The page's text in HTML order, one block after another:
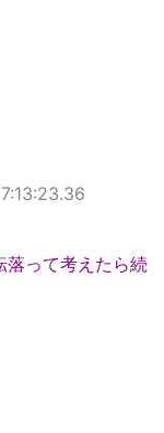
落って考えたら続